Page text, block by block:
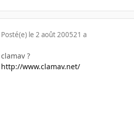
Posté(e) le 2 août 200521 a
clamav ?
http://www.clamav.net/